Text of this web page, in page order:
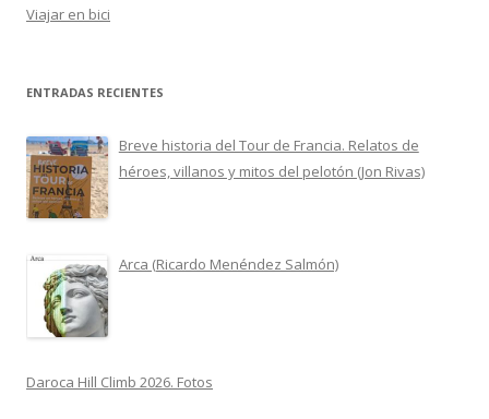
Viajar en bici
ENTRADAS RECIENTES
Breve historia del Tour de Francia. Relatos de
héroes, villanos y mitos del pelotón (Jon Rivas)
Arca (Ricardo Menéndez Salmón)
Daroca Hill Climb 2026. Fotos